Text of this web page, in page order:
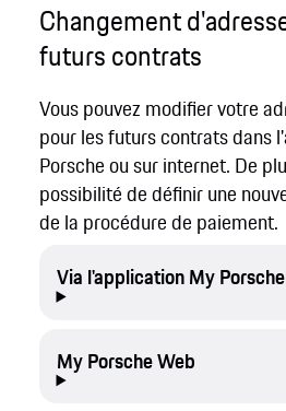
Changement
futurs contrats
Vous pouvez modifier votre
pour les futurs contrats dans
Porsche ou sur internet. De
possibilité de définir une
de la procédure de paiement.
Via l'application My Porsche
My Porsche Web